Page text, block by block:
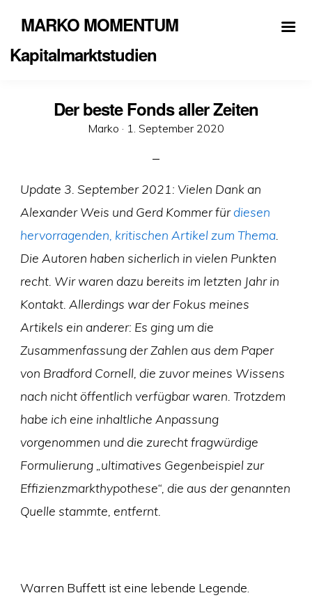
MARKO MOMENTUM
Kapitalmarktstudien
Der beste Fonds aller Zeiten
Marko · Veröffentlicht
1. September 2020
Update 3. September 2021: Vielen Dank an
Alexander Weis und Gerd Kommer fürdiesen
hervorragenden, kritischen Artikel zum Thema.
Die Autoren haben sicherlich in vielen Punkten
recht. Wir waren dazu bereits im letzten Jahr in
Kontakt. Allerdings war der Fokus meines
Artikels ein anderer: Es ging um die
Zusammenfassung der Zahlen aus dem Paper
von Bradford Cornell, die zuvor meines Wissens
nach nicht öffentlich verfügbar waren. Trotzdem
habe ich eine inhaltliche Anpassung
vorgenommen und die zurecht fragwürdige
Formulierung „ultimatives Gegenbeispiel zur
Effizienzmarkthypothese“, die aus der genannten
Quelle stammte, entfernt.
Warren Buffett ist eine lebende Legende.